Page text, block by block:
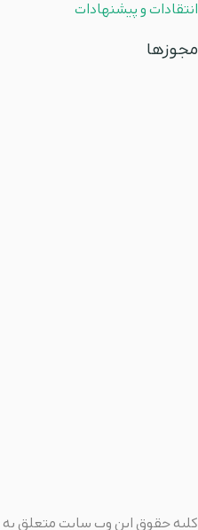
انتقادات و پیشنهادات
مجوزها
کلیه حقوق این وب سایت متعلق به